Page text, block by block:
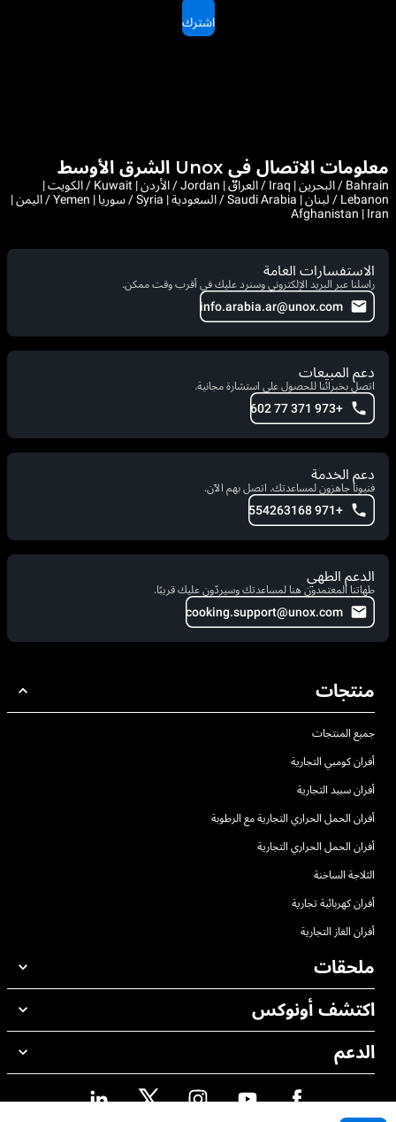
اشترك
معلومات الاتصال في Unox الشرق الأوسط
Bahrain / البحرين | Iraq / العراق | Jordan / الأردن | Kuwait / الكويت |
Lebanon / لبنان | Saudi Arabia / السعودية | Syria / سوريا | Yemen / اليمن |
Afghanistan | Iran
الاستفسارات العامة
راسلنا عبر البريد الإلكتروني وسنرد عليك في أقرب وقت ممكن.
info.arabia.ar@unox.com
دعم المبيعات
اتصل بخبرائنا للحصول على استشارة مجانية.
+973 371 77 602
دعم الخدمة
فنيونا جاهزون لمساعدتك. اتصل بهم الآن.
+971 554263168
الدعم الطهي
طهاتنا المعتمدون هنا لمساعدتك وسيردّون عليك قريبًا.
cooking.support@unox.com
منتجات
جميع المنتجات
أفران كومبي التجارية
أفران سبيد التجارية
أفران الحمل الحراري التجارية مع الرطوبة
أفران الحمل الحراري التجارية
الثلاجة الساخنة
أفران كهربائية تجارية
أفران الغاز التجارية
ملحقات
جميع الملحقات
منظفات الغسيل اليدوي
معالجة المياه باستخدام المرشحات
اكتشف أونوكس
مكاتبنا حول العالم
الدعم